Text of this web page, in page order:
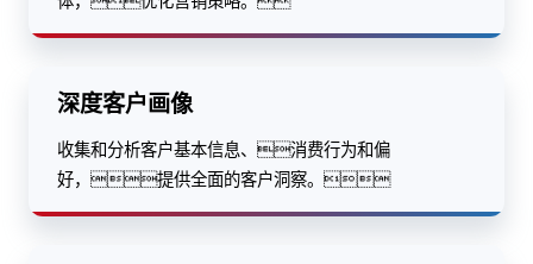
深度客户画像
收集和分析客户基本信息、消费行为和偏
好，提供全面的客户洞察。